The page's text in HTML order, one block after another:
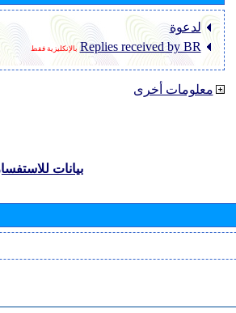
لدعوة
Replies received by BR بالإنكليزية فقط
معلومات أخرى
بيانات